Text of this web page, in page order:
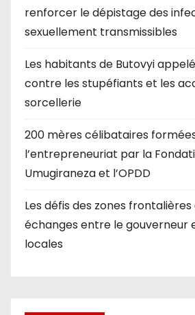
renforcer le dépistage des
sexuellement transmissibles
Les habitants de Butovyi
contre les stupéfiants et les
sorcellerie
200 mères célibataires
l’entrepreneuriat par la
Umugiraneza et l’OPDD
Les défis des zones
échanges entre le gouverneur
locales